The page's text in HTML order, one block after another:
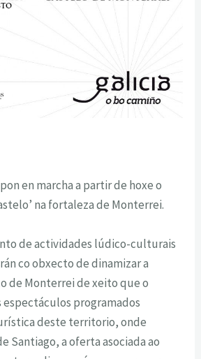
en marcha a partir de hoxe o
na fortaleza de Monterrei.
de actividades lúdico-culturais
co obxecto de dinamizar a
de Monterrei de xeito que o
programados
deste territorio, onde
Santiago, a oferta asociada ao